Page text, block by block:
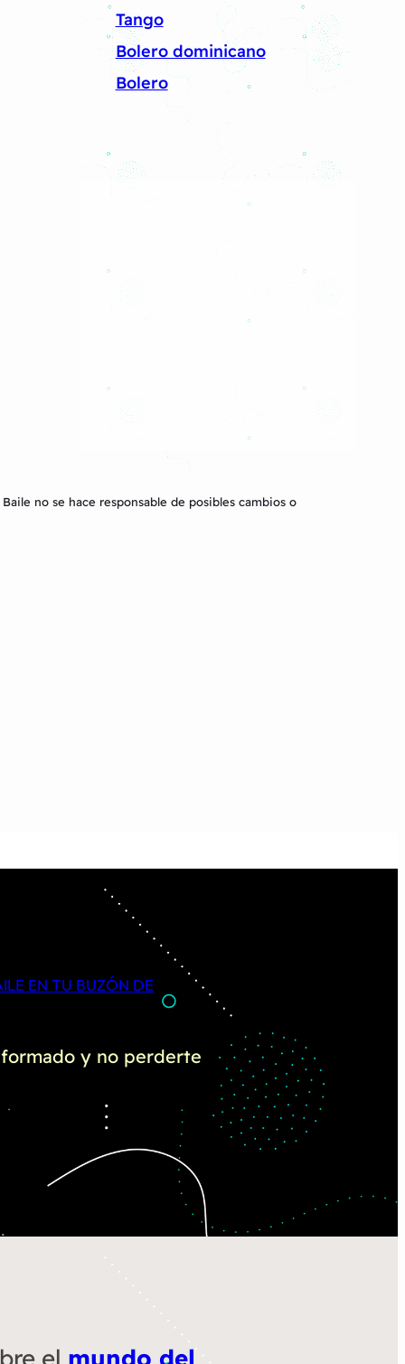
Tango
Bolero dominicano
Bolero
no se hace responsable de posibles cambios o
EN TU BUZÓN DE
y no perderte
el mundo del